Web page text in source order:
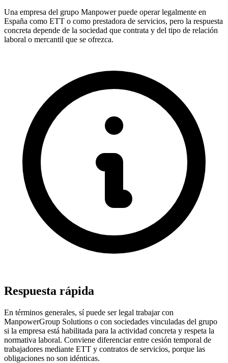
Una empresa del grupo Manpower puede operar legalmente en
España como ETT o como prestadora de servicios, pero la respuesta
concreta depende de la sociedad que contrata y del tipo de relación
laboral o mercantil que se ofrezca.
Respuesta rápida
En términos generales, sí puede ser legal trabajar con
ManpowerGroup Solutions o con sociedades vinculadas del grupo
si la empresa está habilitada para la actividad concreta y respeta la
normativa laboral. Conviene diferenciar entre cesión temporal de
trabajadores mediante ETT y contratos de servicios, porque las
obligaciones no son idénticas.